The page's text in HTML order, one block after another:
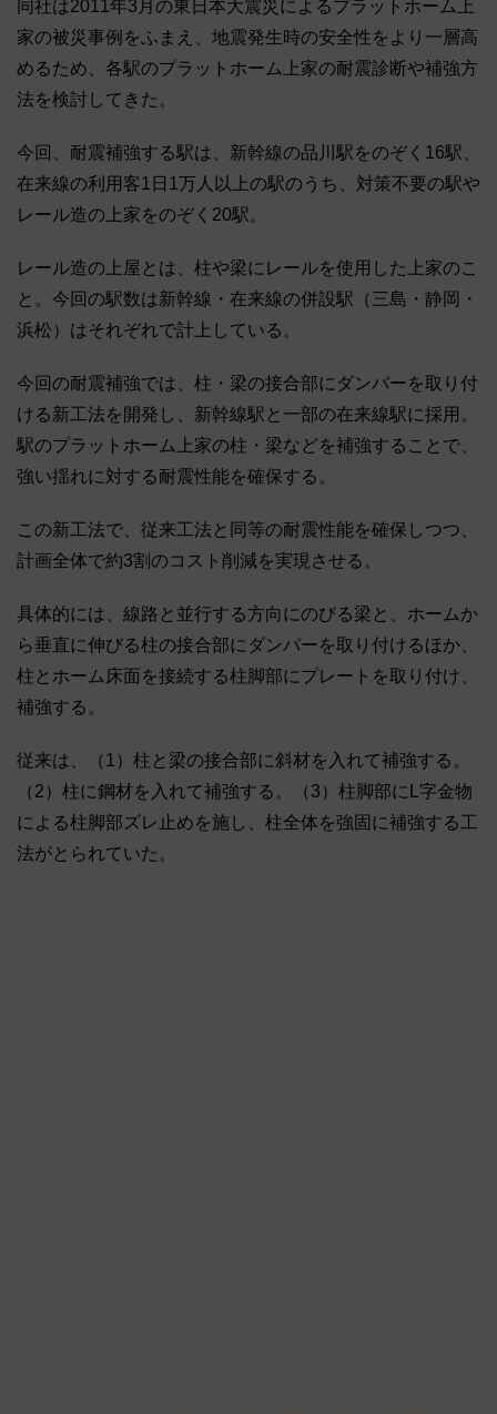
同社は2011年3月の東日本大震災によるプラットホーム上
家の被災事例をふまえ、地震発生時の安全性をより一層高
めるため、各駅のプラットホーム上家の耐震診断や補強方
法を検討してきた。
今回、耐震補強する駅は、新幹線の品川駅をのぞく16駅、
在来線の利用客1日1万人以上の駅のうち、対策不要の駅や
レール造の上家をのぞく20駅。
レール造の上屋とは、柱や梁にレールを使用した上家のこ
と。今回の駅数は新幹線・在来線の併設駅（三島・静岡・
浜松）はそれぞれで計上している。
今回の耐震補強では、柱・梁の接合部にダンパーを取り付
ける新工法を開発し、新幹線駅と一部の在来線駅に採用。
駅のプラットホーム上家の柱・梁などを補強することで、
強い揺れに対する耐震性能を確保する。
この新工法で、従来工法と同等の耐震性能を確保しつつ、
計画全体で約3割のコスト削減を実現させる。
具体的には、線路と並行する方向にのびる梁と、ホームか
ら垂直に伸びる柱の接合部にダンパーを取り付けるほか、
柱とホーム床面を接続する柱脚部にプレートを取り付け、
補強する。
従来は、（1）柱と梁の接合部に斜材を入れて補強する。
（2）柱に鋼材を入れて補強する。（3）柱脚部にL字金物
による柱脚部ズレ止めを施し、柱全体を強固に補強する工
法がとられていた。